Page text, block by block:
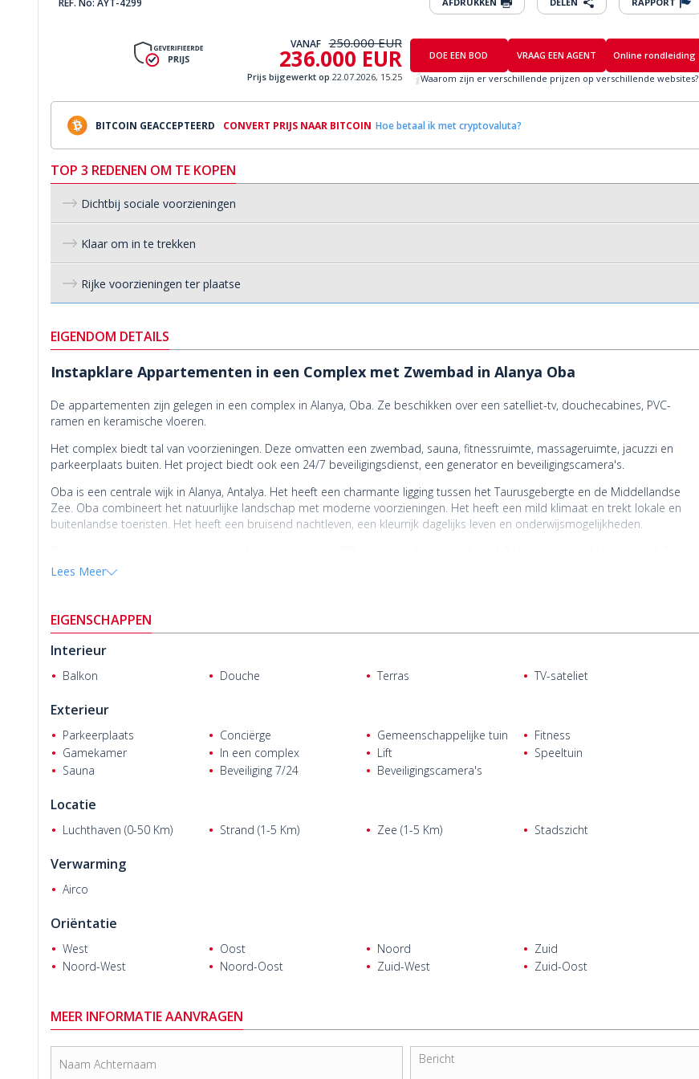
VANAF 250.000 EUR
236.000 EUR
Prijs bijgewerkt op 22.07.2026, 15.25
DOE EEN BOD VRAAG EEN AGENT
Online rondleiding
Waarom zijn er verschillende prijzen op verschillende websites?
BITCOIN GEACCEPTEERD CONVERT PRIJS NAAR BITCOIN Hoe betaal ik met cryptovaluta?
TOP 3 REDENEN OM TE KOPEN
Dichtbij sociale voorzieningen
Klaar om in te trekken
Rijke voorzieningen ter plaatse
EIGENDOM DETAILS
Instapklare Appartementen in een Complex met Zwembad in Alanya Oba
De appartementen zijn gelegen in een complex in Alanya, Oba. Ze beschikken over een satelliet-tv, douchecabines, PVC-
ramen en keramische vloeren.
Het complex biedt tal van voorzieningen. Deze omvatten een zwembad, sauna, fitnessruimte, massageruimte, jacuzzi en
parkeerplaats buiten. Het project biedt ook een 24/7 beveiligingsdienst, een generator en beveiligingscamera's.
Oba is een centrale wijk in Alanya, Antalya. Het heeft een charmante ligging tussen het Taurusgebergte en de Middellandse
Zee. Oba combineert het natuurlijke landschap met moderne voorzieningen. Het heeft een mild klimaat en trekt lokale en
buitenlandse toeristen. Het heeft een bruisend nachtleven, een kleurrijk dagelijks leven en onderwijsmogelijkheden.
van het strand, 3,5 km van het centrum van Alanya en 35 km van de luchthaven Alanya-Gazipaşa.
Lees Meer
EIGENSCHAPPEN
Interieur
Balkon Douche Terras TV-sateliet
Exterieur
Parkeerplaats Conciërge Gemeenschappelijke tuin
Fitness
Gamekamer
In een complex Lift
Speeltuin
Sauna
Beveiliging 7/24 Beveiligingscamera's
Locatie
Luchthaven (0-50 Km) Strand (1-5 Km) Zee (1-5 Km) Stadszicht
Verwarming
Airco
Oriëntatie
West Oost Noord
Zuid
Noord-West
Noord-Oost Zuid-West Zuid-Oost
Paula & Iwan Boxtel
MEER INFORMATIE AANVRAGEN